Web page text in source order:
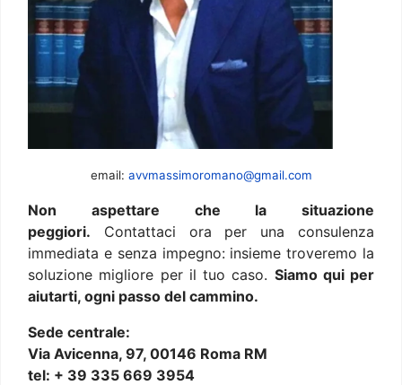
email: avvmassimoromano@gmail.com
Non aspettare che la situazione
peggiori. Contattaci ora per una consulenza
immediata e senza impegno: insieme troveremo la
soluzione migliore per il tuo caso. Siamo qui per
aiutarti, ogni passo del cammino.
Sede centrale:
Via Avicenna, 97, 00146 Roma RM
tel: + 39 335 669 3954